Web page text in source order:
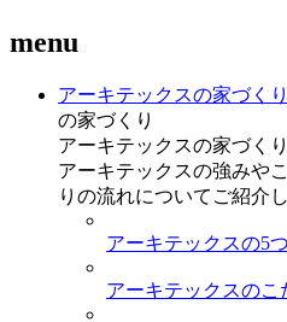
menu
アーキテックスの家づくり
の家づくり
アーキテックスの家づくり
アーキテックスの強みや
りの流れについてご紹介
アーキテックスの5
アーキテックスのこ